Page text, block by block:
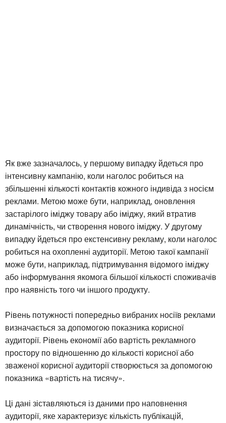
Як вже зазначалось, у першому випадку йдеться про
інтенсивну кампанію, коли наголос робиться на
збільшенні кількості контактів кожного індивіда з носієм
реклами. Метою може бути, наприклад, оновлення
застарілого іміджу товару або іміджу, який втратив
динамічність, чи створення нового іміджу. У другому
випадку йдеться про екстенсивну рекламу, коли наголос
робиться на охопленні аудиторії. Метою такої кампанії
може бути, наприклад, підтримування відомого іміджу
або інформування якомога більшої кількості споживачів
про наявність того чи іншого продукту.
Рівень потужності попередньо вибраних носіїв реклами
визначається за допомогою показника корисної
аудиторії. Рівень економії або вартість рекламного
простору по відношенню до кількості корисної або
зваженої корисної аудиторії створюється за допомогою
показника «вартість на тисячу».
Ці дані зіставляються із даними про наповнення
аудиторії, яке характеризує кількість публікацій,